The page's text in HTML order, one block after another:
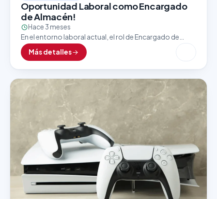
Oportunidad Laboral como Encargado
de Almacén!
Hace 3 meses
En el entorno laboral actual, el rol de Encargado de
Almacén es clave para asegurar un flujo eficiente y
constante de mercancías, insumos y…
Más detalles